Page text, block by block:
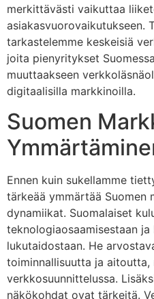
merkittävästi vaikuttaa
asiakasvuorovaikutukseen.
tarkastelemme keskeisiä
joita pienyritykset
muuttaakseen
digitaalisilla markkinoilla.
Suomen
Ennen kuin sukellamme
tärkeää ymmärtää Suomen
dynamiikat. Suomalaiset
teknologiaosaamisestaan
lukutaidostaan. He
toiminnallisuutta ja aitoutta,
verkkosuunnittelussa.
näkökohdat ovat tärkeitä.